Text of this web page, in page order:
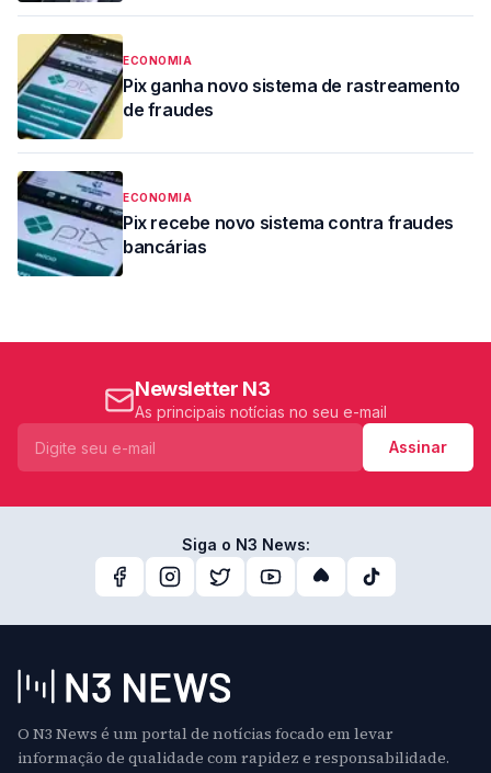
ECONOMIA
Pix ganha novo sistema de rastreamento
de fraudes
ECONOMIA
Pix recebe novo sistema contra fraudes
bancárias
Newsletter N3
As principais notícias no seu e-mail
Assinar
Siga o N3 News:
O N3 News é um portal de notícias focado em levar
informação de qualidade com rapidez e responsabilidade.